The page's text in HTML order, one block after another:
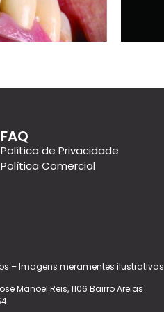
FAQ
Política de Privacidade
Política Comercial
– Imagens meramentes ilustrativas
Manoel Reis, 1106 Bairro Areias